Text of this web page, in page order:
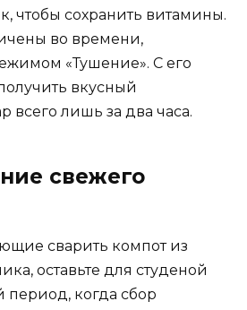
чтобы сохранить витамины.
во времени,
«Тушение». С его
вкусный
всего лишь за два часа.
свежего
сварить компот из
оставьте для студеной
когда сбор